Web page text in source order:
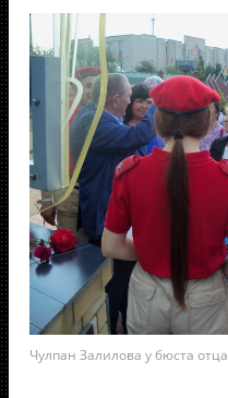
Чулпан Залилова у бюста отца